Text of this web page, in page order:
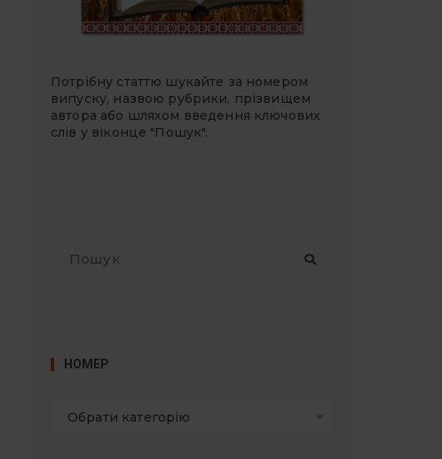
Потрібну статтю шукайте за номером
випуску, назвою рубрики, прізвищем
автора або шляхом введення ключових
слів у віконце "Пошук".
НОМЕР
Обрати категорію